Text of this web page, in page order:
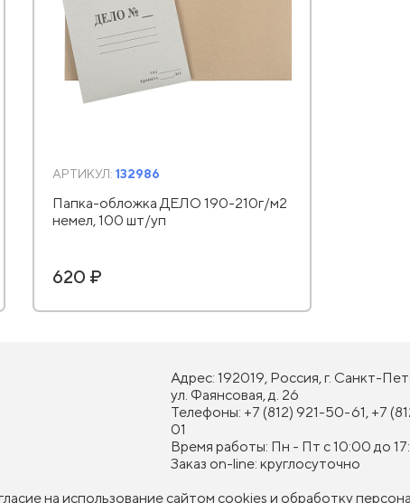
АРТИКУЛ: 132986
Папка-обложка ДЕЛО 190-210г/м2
немел, 100 шт/уп
620 ₽
Адрес: 192019, Россия, г. Санкт-
ул. Фаянсовая, д. 26
Телефоны: +7 (812) 921-50-61, +7
01
Время работы: Пн - Пт с 10:00 до
Заказ on-line: круглосуточно
на использование сайтом cookies и обработку